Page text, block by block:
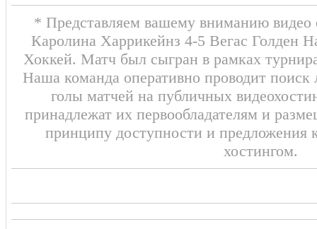
ВТОРОЙ ПЕРИОД1:2
13:282:1 Теодор Ши ШАЙБА!!!
Смит Коул)
12:08 ШАЙБА!!!Элерс Николай
2:0
00:25 ШАЙБА!!!Элерс Николай
Чатфилд Джейлен) 1:0
ПЕРВЫЙ ПЕРИОД2:1
* Представляем вашему вниманию видео
Каролина Харрикейнз 4-5 Вегас Голден
Хоккей. Матч был сыгран в рамках
Наша команда оперативно проводит
голы матчей на публичных
принадлежат их первообладателям и
принципу доступности и предложения
хостингом.